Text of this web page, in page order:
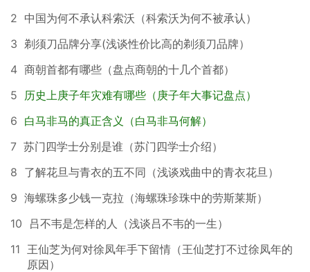
2 中国为何不承认科索沃（科索沃为何不被承认）
3 剃须刀品牌分享(浅谈性价比高的剃须刀品牌）
4 商朝首都有哪些（盘点商朝的十几个首都）
5
历史上庚子年灾难有哪些（庚子年大事记盘点）
6 白马非马的真正含义（白马非马何解）
7 苏门四学士分别是谁（苏门四学士介绍）
8 了解花旦与青衣的五不同（浅谈戏曲中的青衣花旦）
9 海螺珠多少钱一克拉（海螺珠珍珠中的劳斯莱斯）
10
吕不韦是怎样的人（浅谈吕不韦的一生）
11 王仙芝为何对徐凤年手下留情（王仙芝打不过徐凤年的
原因）